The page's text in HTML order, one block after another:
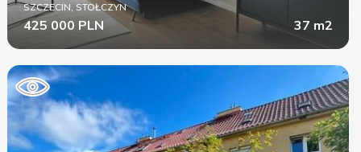
SZCZECIN, STOŁCZYN
425 000 PLN 37 m2